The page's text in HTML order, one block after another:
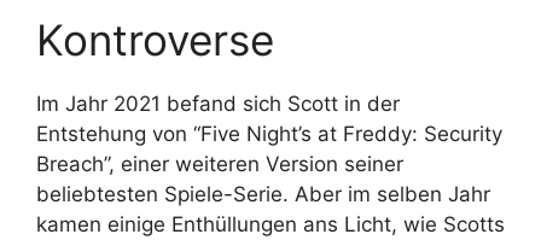
Kontroverse
Im Jahr 2021 befand sich Scott in der
Entstehung von “Five Night’s at Freddy: Security
Breach”, einer weiteren Version seiner
beliebtesten Spiele-Serie. Aber im selben Jahr
kamen einige Enthüllungen ans Licht, wie Scotts